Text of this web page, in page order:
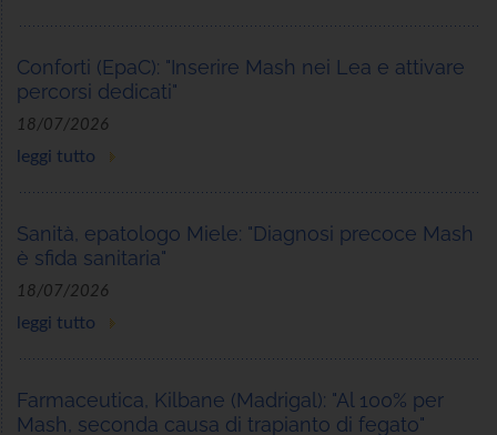
Conforti (EpaC): "Inserire Mash nei Lea e attivare
percorsi dedicati"
18/07/2026
leggi tutto
Sanità, epatologo Miele: "Diagnosi precoce Mash
è sfida sanitaria"
18/07/2026
leggi tutto
Farmaceutica, Kilbane (Madrigal): "Al 100% per
Mash, seconda causa di trapianto di fegato"